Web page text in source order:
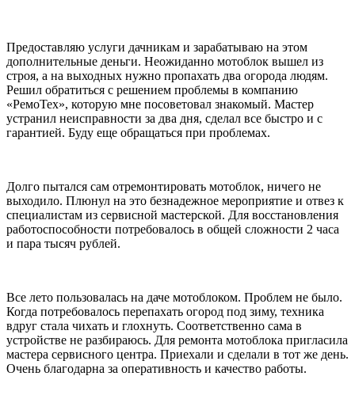
Предоставляю услуги дачникам и зарабатываю на этом
дополнительные деньги. Неожиданно мотоблок вышел из
строя, а на выходных нужно пропахать два огорода людям.
Решил обратиться с решением проблемы в компанию
«РемоТех», которую мне посоветовал знакомый. Мастер
устранил неисправности за два дня, сделал все быстро и с
гарантией. Буду еще обращаться при проблемах.
Долго пытался сам отремонтировать мотоблок, ничего не
выходило. Плюнул на это безнадежное мероприятие и отвез к
специалистам из сервисной мастерской. Для восстановления
работоспособности потребовалось в общей сложности 2 часа
и пара тысяч рублей.
Все лето пользовалась на даче мотоблоком. Проблем не было.
Когда потребовалось перепахать огород под зиму, техника
вдруг стала чихать и глохнуть. Соответственно сама в
устройстве не разбираюсь. Для ремонта мотоблока пригласила
мастера сервисного центра. Приехали и сделали в тот же день.
Очень благодарна за оперативность и качество работы.